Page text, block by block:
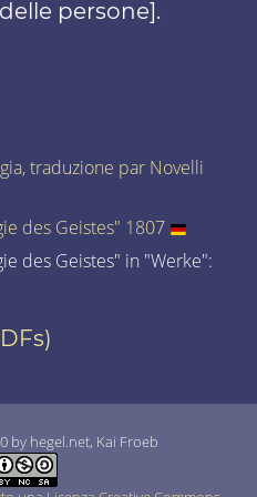
persone].
traduzione par Novelli
des Geistes" 1807
des Geistes" in "Werke":
by hegel.net, Kai Froeb